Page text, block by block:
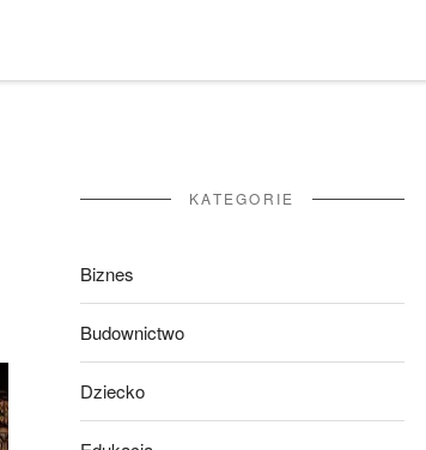
KATEGORIE
Biznes
Budownictwo
Dziecko